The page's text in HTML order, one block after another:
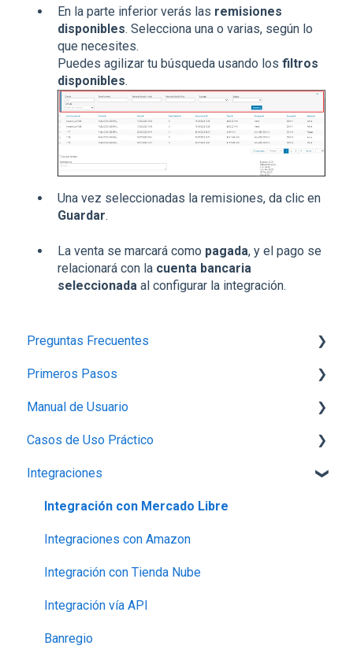
En la parte inferior verás las remisiones
disponibles. Selecciona una o varias, según lo
que necesites.
Puedes agilizar tu búsqueda usando los filtros
disponibles.
Una vez seleccionadas la remisiones, da clic en
Guardar.
La venta se marcará como pagada, y el pago se
relacionará con la cuenta bancaria
seleccionada al configurar la integración.
Preguntas Frecuentes
Planes,Add-ons y Precios
Generalidades del Sistema
Soporte-Errores
Contabilidad, Finanzas y nóminas
Ventas
Primeros Pasos
1.-Introducción a Bind ERP
2.-Carga de información básica
3.- Producción
4.- Ventas
5.- Gastos, Compras e Inventario
6.- Créditos
7.-Finanzas
8.-Reportes
Manual de Usuario
Configuración
Perfil de empresa
Proveedores
Capturar Venta
Contabilidad
Otras Funcionalidades
Órdenes de Compra
Casos de Uso Práctico
Inventario
Productos
Contabilidad
Otros
Bancos
Integraciones
Integración con Mercado Libre
Integraciones con Amazon
Integración con Tienda Nube
Integración vía API
Banregio